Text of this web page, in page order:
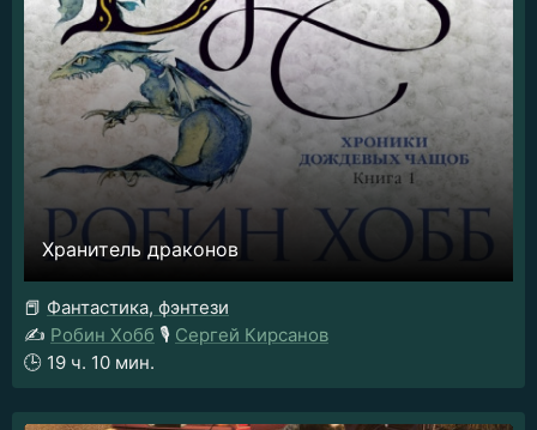
Хранитель драконов
📕 Фантастика, фэнтези
✍️ Робин Хобб 🎙️ Сергей Кирсанов
🕒 19 ч. 10 мин.